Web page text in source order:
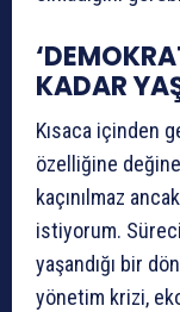
KADAR
Kısaca içinden
özelliğine
kaçınılmaz
istiyorum.
yaşandığı bir
yönetim krizi,